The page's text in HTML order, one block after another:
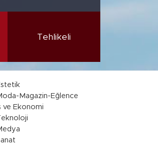
Tehlikeli
Magazin-Eğlence
ve Ekonomi